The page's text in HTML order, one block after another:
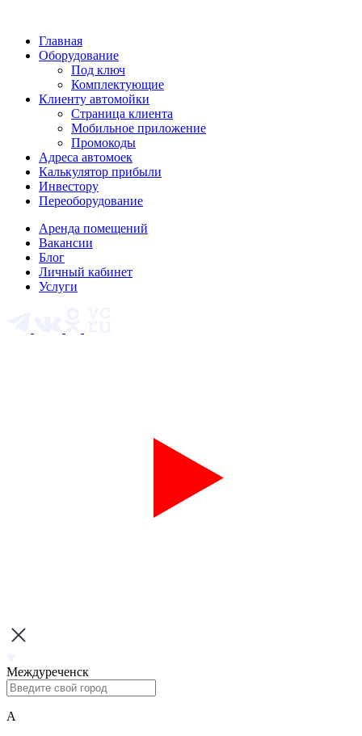
Главная
Оборудование
Под ключ
Комплектующие
Клиенту автомойки
Страница клиента
Мобильное приложение
Промокоды
Адреса автомоек
Калькулятор прибыли
Инвестору
Переоборудование
Аренда помещений
Вакансии
Блог
Личный кабинет
Услуги
Междуреченск
А